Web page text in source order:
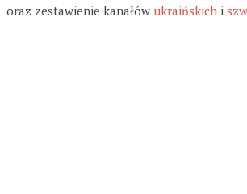
oraz zestawienie kanałów ukraińskich i